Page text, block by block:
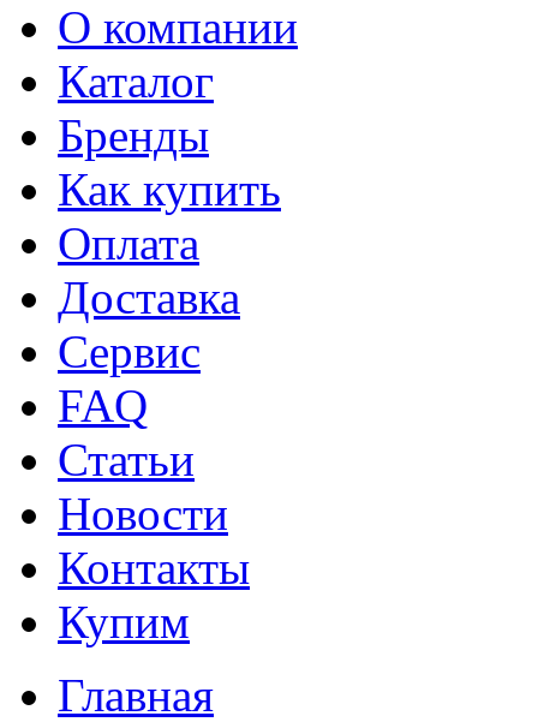
О компании
Каталог
Бренды
Как купить
Оплата
Доставка
Сервис
FAQ
Статьи
Новости
Контакты
Купим
Главная